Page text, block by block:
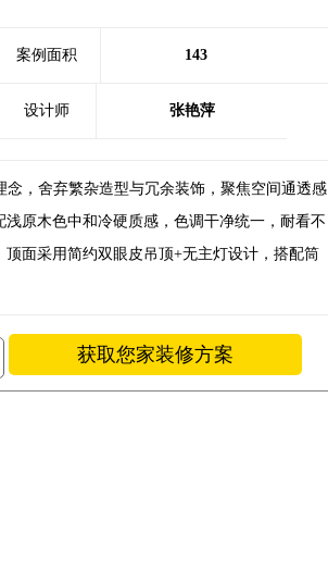
案例面积 143
设计师 张艳萍
念，舍弃繁杂造型与冗余装饰，聚焦空间通透感
原木色中和冷硬质感，色调干净统一，耐看不
面采用简约双眼皮吊顶+无主灯设计，搭配筒
获取您家装修方案